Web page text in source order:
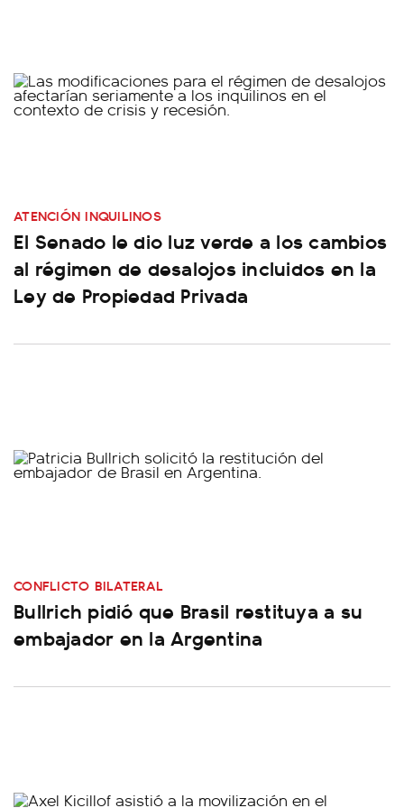
ATENCIÓN INQUILINOS
El Senado le dio luz verde a los cambios
al régimen de desalojos incluidos en la
Ley de Propiedad Privada
CONFLICTO BILATERAL
Bullrich pidió que Brasil restituya a su
embajador en la Argentina